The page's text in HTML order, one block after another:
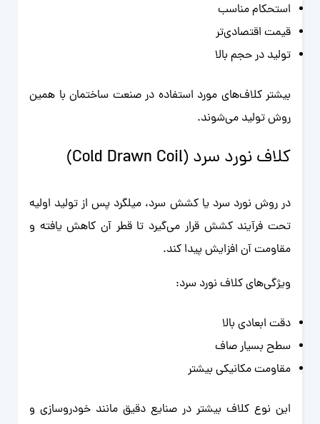
استحکام مناسب
قیمت اقتصادی‌تر
تولید در حجم بالا
بیشتر کلاف‌های مورد استفاده در صنعت ساختمان با همین
روش تولید می‌شوند.
کلاف نورد سرد (Cold Drawn Coil)
در روش نورد سرد یا کشش سرد، میلگرد پس از تولید اولیه
تحت فرآیند کشش قرار می‌گیرد تا قطر آن کاهش یافته و
مقاومت آن افزایش پیدا کند.
ویژگی‌های کلاف نورد سرد:
دقت ابعادی بالا
سطح بسیار صاف
مقاومت مکانیکی بیشتر
این نوع کلاف بیشتر در صنایع دقیق مانند خودروسازی و